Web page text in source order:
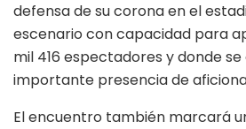
defensa de su corona en el
escenario con capacidad para
mil 416 espectadores y donde
importante presencia de
El encuentro también marcará